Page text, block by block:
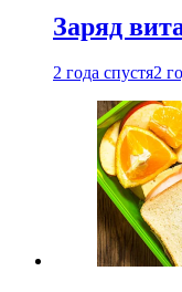
Заряд
2 года спустя2